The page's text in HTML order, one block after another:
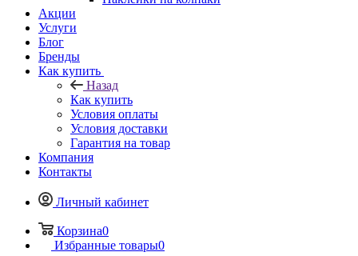
Акции
Услуги
Блог
Бренды
Как купить
Назад
Как купить
Условия оплаты
Условия доставки
Гарантия на товар
Компания
Контакты
Личный кабинет
Корзина0
Избранные товары0